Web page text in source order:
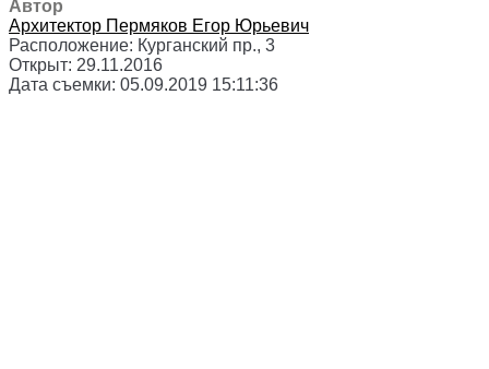
Автор
Архитектор Пермяков Егор Юрьевич
Расположение: Курганский пр., 3
Открыт: 29.11.2016
Дата съемки: 05.09.2019 15:11:36